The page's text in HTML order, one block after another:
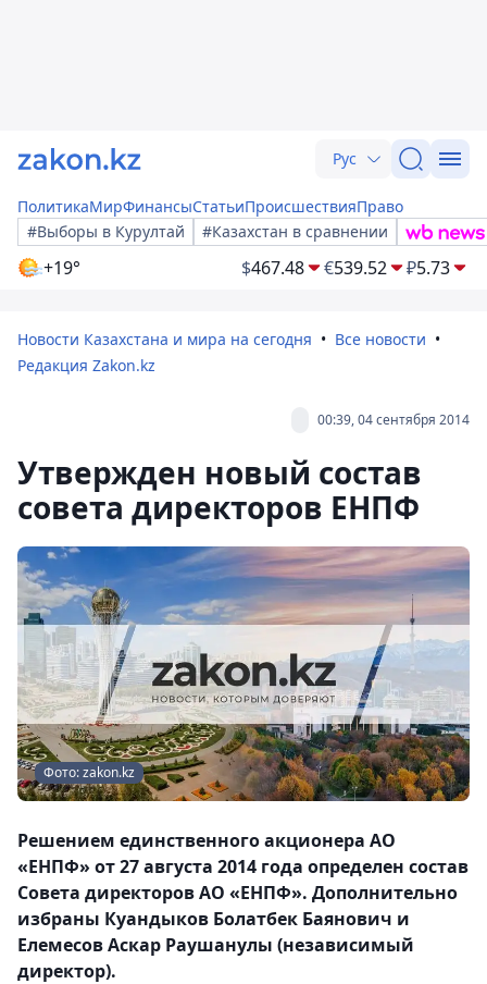
Рус
ПолитикаМирФинансыСтатьиПроисшествияПраво
#Выборы в Курултай
#Казахстан в сравнении
+19° $467.48 €539.52 ₽5.73
Новости Казахстана и мира на сегодня
Все новости
Редакция Zakon.kz
00:39, 04 сентября 2014
Утвержден новый состав
совета директоров ЕНПФ
Фото: zakon.kz
Решением единственного акционера АО
«ЕНПФ» от 27 августа 2014 года определен состав
Совета директоров АО «ЕНПФ». Дополнительно
избраны Куандыков Болатбек Баянович и
Елемесов Аскар Раушанулы (независимый
директор).